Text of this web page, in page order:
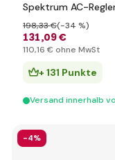
Spektrum AC-
131,09 €
198,33 €(-34 %)
110,16 € ohne MwSt
+ 131 Punkte
Versand innerhalb
-4%